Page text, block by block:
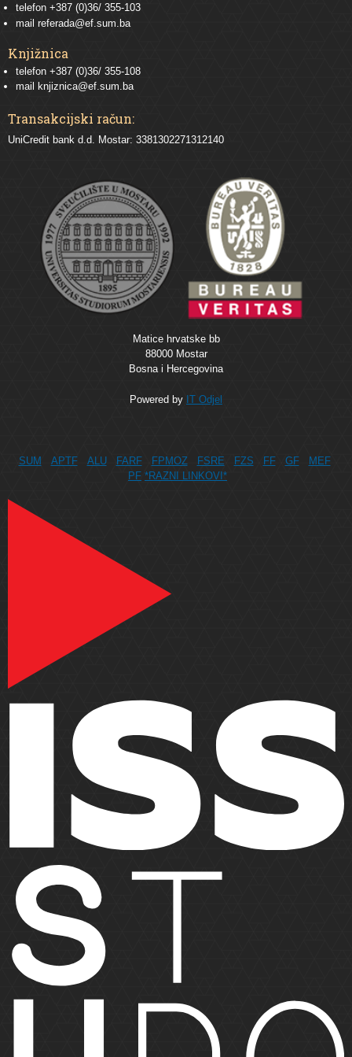
telefon +387 (0)36/ 355-103
mail referada@ef.sum.ba
Knjižnica
telefon +387 (0)36/ 355-108
mail
knjiznica@ef.sum.ba
Transakcijski račun:
UniCredit bank d.d. Mostar: 3381302271312140
Matice hrvatske bb
88000 Mostar
Bosna i Hercegovina
Powered by IT Odjel
SUM APTF ALU FARF FPMOZ FSRE FZS FF GF
MEF
PF *RAZNI LINKOVI*